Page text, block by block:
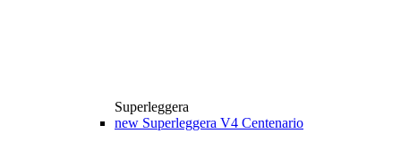
Superleggera
new Superleggera V4 Centenario